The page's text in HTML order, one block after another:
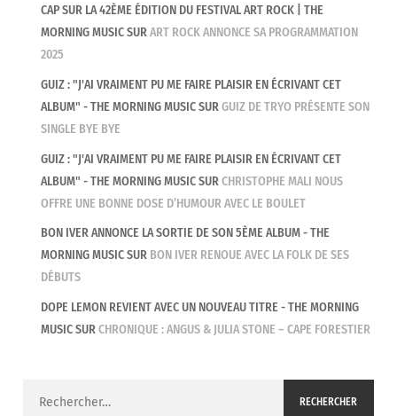
CAP SUR LA 42ÈME ÉDITION DU FESTIVAL ART ROCK | THE
MORNING MUSICSURART ROCK ANNONCE SA PROGRAMMATION
2025
GUIZ : "J'AI VRAIMENT PU ME FAIRE PLAISIR EN ÉCRIVANT CET
ALBUM" - THE MORNING MUSICSURGUIZ DE TRYO PRÉSENTE SON
SINGLE BYE BYE
GUIZ : "J'AI VRAIMENT PU ME FAIRE PLAISIR EN ÉCRIVANT CET
ALBUM" - THE MORNING MUSICSURCHRISTOPHE MALI NOUS
OFFRE UNE BONNE DOSE D’HUMOUR AVEC LE BOULET
BON IVER ANNONCE LA SORTIE DE SON 5ÈME ALBUM - THE
MORNING MUSICSUR BON IVER RENOUE AVEC LA FOLK DE SES
DÉBUTS
DOPE LEMON REVIENT AVEC UN NOUVEAU TITRE - THE MORNING
MUSICSURCHRONIQUE : ANGUS & JULIA STONE – CAPE FORESTIER